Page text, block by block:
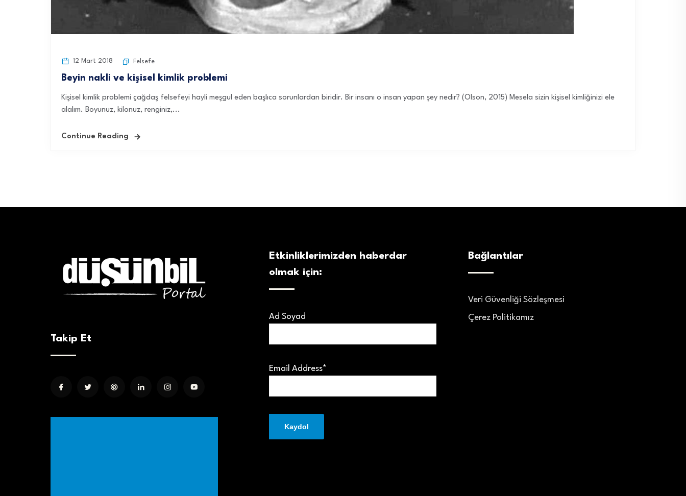
12 Mart 2018 Felsefe
Beyin nakli ve kişisel kimlik problemi
Kişisel kimlik problemi çağdaş felsefeyi hayli meşgul eden başlıca sorunlardan biridir. Bir insanı o insan yapan şey nedir? (Olson, 2015) Mesela sizin kişisel kimliğinizi ele
alalım. Boyunuz, kilonuz, renginiz,...
Continue Reading
Takip Et
Etkinliklerimizden haberdar
olmak için:
Ad Soyad
Email Address*
Bağlantılar
Veri Güvenliği Sözleşmesi
Çerez Politikamız